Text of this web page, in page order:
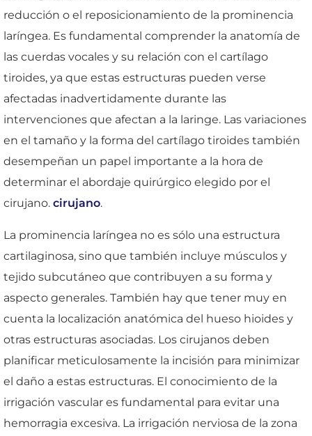
reducción o el reposicionamiento de la prominencia
laríngea. Es fundamental comprender la anatomía de
las cuerdas vocales y su relación con el cartílago
tiroides, ya que estas estructuras pueden verse
afectadas inadvertidamente durante las
intervenciones que afectan a la laringe. Las variaciones
en el tamaño y la forma del cartílago tiroides también
desempeñan un papel importante a la hora de
determinar el abordaje quirúrgico elegido por el
cirujano. cirujano.
La prominencia laríngea no es sólo una estructura
cartilaginosa, sino que también incluye músculos y
tejido subcutáneo que contribuyen a su forma y
aspecto generales. También hay que tener muy en
cuenta la localización anatómica del hueso hioides y
otras estructuras asociadas. Los cirujanos deben
planificar meticulosamente la incisión para minimizar
el daño a estas estructuras. El conocimiento de la
irrigación vascular es fundamental para evitar una
hemorragia excesiva. La irrigación nerviosa de la zona